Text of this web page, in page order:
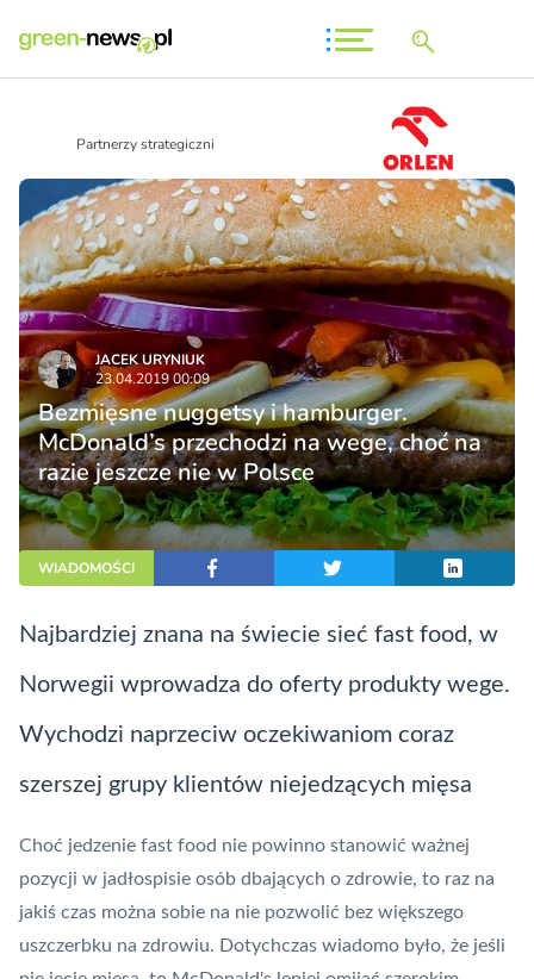
Partnerzy strategiczni
JACEK URYNIUK
23.04.2019 00:09
Bezmięsne nuggetsy i hamburger.
McDonald’s przechodzi na wege, choć na
razie jeszcze nie w Polsce
WIADOMOŚCI
Najbardziej znana na świecie sieć fast food, w
Norwegii wprowadza do oferty produkty wege.
Wychodzi naprzeciw oczekiwaniom coraz
szerszej grupy klientów niejedzących mięsa
Choć jedzenie fast food nie powinno stanowić ważnej
pozycji w jadłospisie osób dbających o zdrowie, to raz na
jakiś czas można sobie na nie pozwolić bez większego
uszczerbku na zdrowiu. Dotychczas wiadomo było, że jeśli